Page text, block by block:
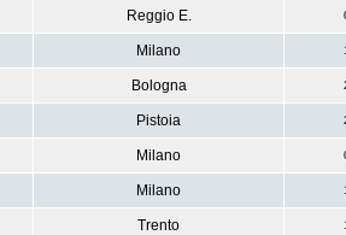
Reggio E.
Milano
Bologna
Pistoia
Milano
Milano
Trento